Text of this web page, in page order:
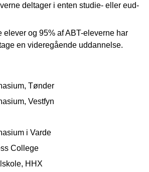
deltager i enten studie- eller eud-
elever og 95% af ABT-eleverne har
en videregående uddannelse.
Tønder
Vestfyn
i Varde
College
HHX